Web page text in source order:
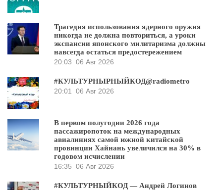
Трагедия использования ядерного оружия
никогда не должна повториться, а уроки
экспансии японского милитаризма должны
навсегда остаться предостережением
20:03 06 Авг 2026
#КУЛЬТУРНЫРНЫЙКОД@radiometro
20:01
06 Авг 2026
В первом полугодии 2026 года
пассажиропоток на международных
авиалиниях самой южной китайской
провинции Хайнань увеличился на 30% в
годовом исчислении
16:35 06 Авг 2026
#КУЛЬТУРНЫЙКОД — Андрей Логинов